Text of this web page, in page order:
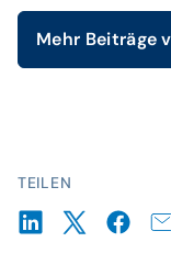
TEILEN
Mehr Beiträge